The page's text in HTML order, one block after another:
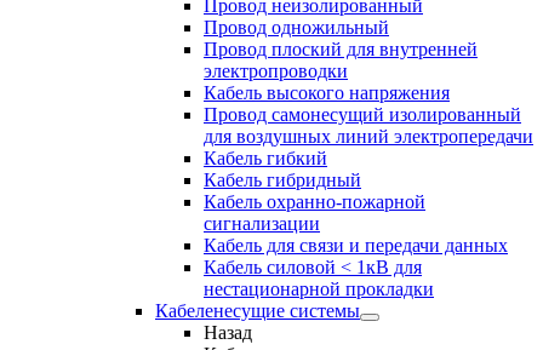
Провод неизолированный
Провод одножильный
Провод плоский для внутренней
электропроводки
Кабель высокого напряжения
Провод самонесущий изолированный
для воздушных линий электропередачи
Кабель гибкий
Кабель гибридный
Кабель охранно-пожарной
сигнализации
Кабель для связи и передачи данных
Кабель силовой < 1кВ для
нестационарной прокладки
Кабеленесущие системы
Назад